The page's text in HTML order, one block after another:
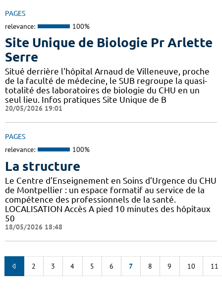
PAGES
relevance: 100%
Site Unique de Biologie Pr Arlette
Serre
Situé derrière l'hôpital Arnaud de Villeneuve, proche
de la faculté de médecine, le SUB regroupe la quasi-
totalité des laboratoires de biologie du CHU en un
seul lieu. Infos pratiques Site Unique de B
20/05/2026 19:01
PAGES
relevance: 100%
La structure
Le Centre d’Enseignement en Soins d’Urgence du CHU
de Montpellier : un espace formatif au service de la
compétence des professionnels de la santé.
LOCALISATION Accès A pied 10 minutes des hôpitaux
50
18/05/2026 18:48
2 3 4 5 6 7 8 9 10 11